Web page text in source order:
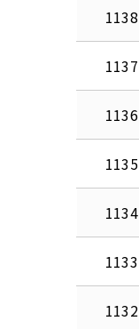
1138
1137
1136
1135
1134
1133
1132